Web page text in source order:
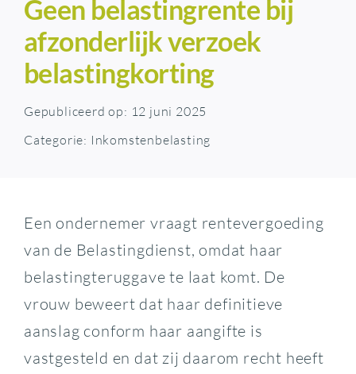
Geen belastingrente bij
afzonderlijk verzoek
belastingkorting
Gepubliceerd op: 12 juni 2025
Categorie: Inkomstenbelasting
Een ondernemer vraagt rentevergoeding
van de Belastingdienst, omdat haar
belastingteruggave te laat komt. De
vrouw beweert dat haar definitieve
aanslag conform haar aangifte is
vastgesteld en dat zij daarom recht heeft